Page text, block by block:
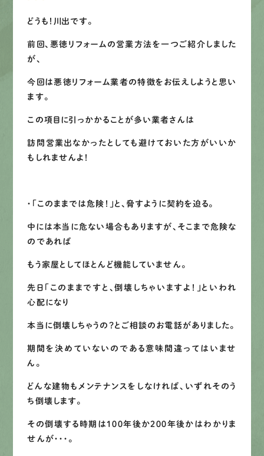
募集要項
先輩インタビュー
有資格者が、無料建物診断いたします!!
0120-44-2605
営業時間 8:00−18:00 ｜
LINEで お手軽相談
どうも！川出です。
前回、悪徳リフォームの営業方法を一つご紹介しました
が、
今回は悪徳リフォーム業者の特徴をお伝えしようと思い
ます。
この項目に引っかかることが多い業者さんは
訪問営業出なかったとしても避けておいた方がいいか
もしれませんよ！
・「このままでは危険！」と、脅すように契約を迫る。
中には本当に危ない場合もありますが、そこまで危険な
のであれば
もう家屋としてほとんど機能していません。
先日「このままですと、倒壊しちゃいますよ！」といわれ
心配になり
本当に倒壊しちゃうの？とご相談のお電話がありました。
期間を決めていないのである意味間違ってはいませ
ん。
どんな建物もメンテナンスをしなければ、いずれそのう
ち倒壊します。
その倒壊する時期は１００年後か２００年後かはわかりま
せんが・・・。